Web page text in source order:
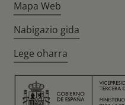
Mapa Web
Nabigazio gida
Lege oharra